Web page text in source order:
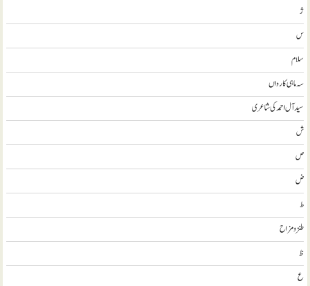
ژ
س
سلام
سہ ماہی کارواں
سيد آل احمد کی شاعری
ش
ص
ض
ط
طنز و مزاح
ظ
ع